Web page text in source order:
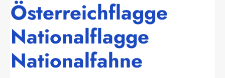
Österreichflagge
Nationalflagge
Nationalfahne